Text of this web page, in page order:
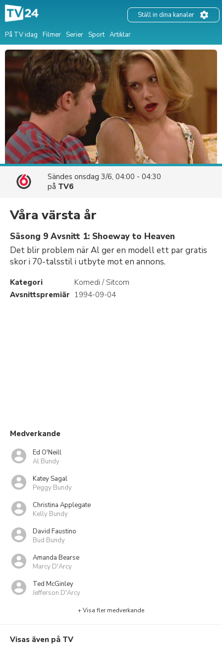
På TV idag Filmer Serier Sport Artiklar
Ställ in dina kanaler
Sändes onsdag 3/6, 04:00 - 04:30
på TV6
Våra värsta år
Säsong 9 Avsnitt 1: Shoeway to Heaven
Det blir problem när Al ger en modell ett par gratis
skor i 70-talsstil i utbyte mot en annons.
Kategori
Komedi / Sitcom
Avsnittspremiär 1994-09-04
Medverkande
Ed O'Neill
Al Bundy
Katey Sagal
Peggy Bundy
Christina Applegate
Kelly Bundy
David Faustino
Bud Bundy
Amanda Bearse
Marcy D'Arcy
Ted McGinley
Jefferson D'Arcy
+ Visa fler medverkande
Visas även på TV